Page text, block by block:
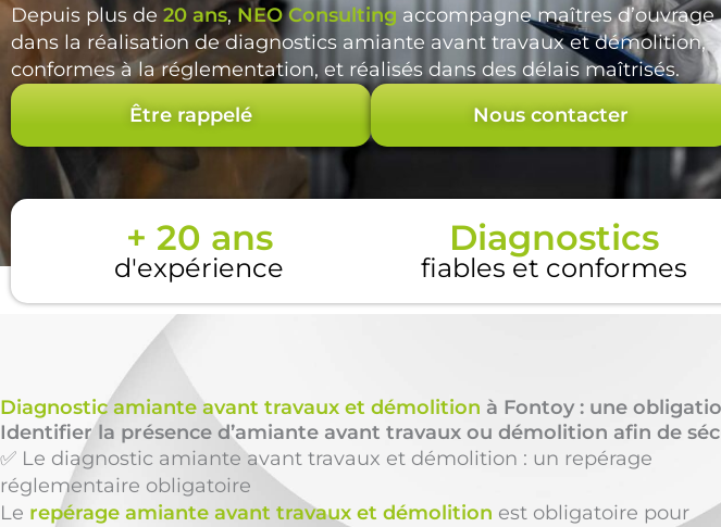
Depuis plus de 20 ans, NEO Consulting accompagne maîtres d’ouvrage
dans la réalisation de diagnostics amiante avant travaux et démolition,
conformes à la réglementation, et réalisés dans des délais maîtrisés.
Être rappelé
Nous contacter
+ 20 ans
d'expérience
Diagnostics
fiables et conformes
Diagnostic amiante avant travaux et démolition à Fontoy : une
Identifier la présence d’amiante avant travaux ou démolition afin de
✅ Le diagnostic amiante avant travaux et démolition : un repérage
réglementaire obligatoire
Le repérage amiante avant travaux et démolition est obligatoire pour